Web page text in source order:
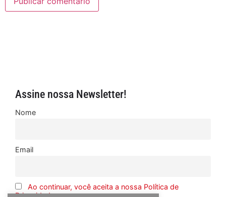
Assine nossa Newsletter!
Nome
Email
Ao continuar, você aceita a nossa Política de